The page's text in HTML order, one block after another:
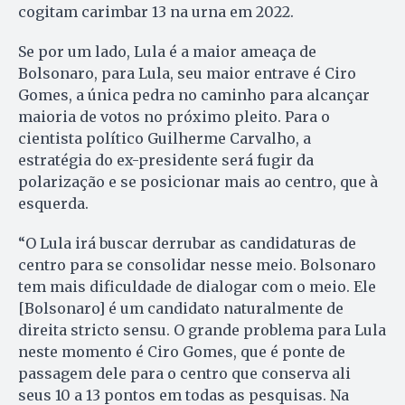
cogitam carimbar 13 na urna em 2022.
Se por um lado, Lula é a maior ameaça de
Bolsonaro, para Lula, seu maior entrave é Ciro
Gomes, a única pedra no caminho para alcançar
maioria de votos no próximo pleito. Para o
cientista político Guilherme Carvalho, a
estratégia do ex-presidente será fugir da
polarização e se posicionar mais ao centro, que à
esquerda.
“O Lula irá buscar derrubar as candidaturas de
centro para se consolidar nesse meio. Bolsonaro
tem mais dificuldade de dialogar com o meio. Ele
[Bolsonaro] é um candidato naturalmente de
direita stricto sensu. O grande problema para Lula
neste momento é Ciro Gomes, que é ponte de
passagem dele para o centro que conserva ali
seus 10 a 13 pontos em todas as pesquisas. Na